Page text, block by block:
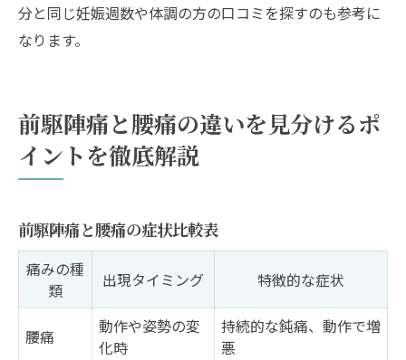
分と同じ妊娠週数や体調の方の口コミを探すのも参考に
なります。
前駆陣痛と腰痛の違いを見分けるポ
イントを徹底解説
前駆陣痛と腰痛の症状比較表
痛みの種
類
出現タイミング 特徴的な症状
腰痛
動作や姿勢の変
化時
持続的な鈍痛、動作で増
悪